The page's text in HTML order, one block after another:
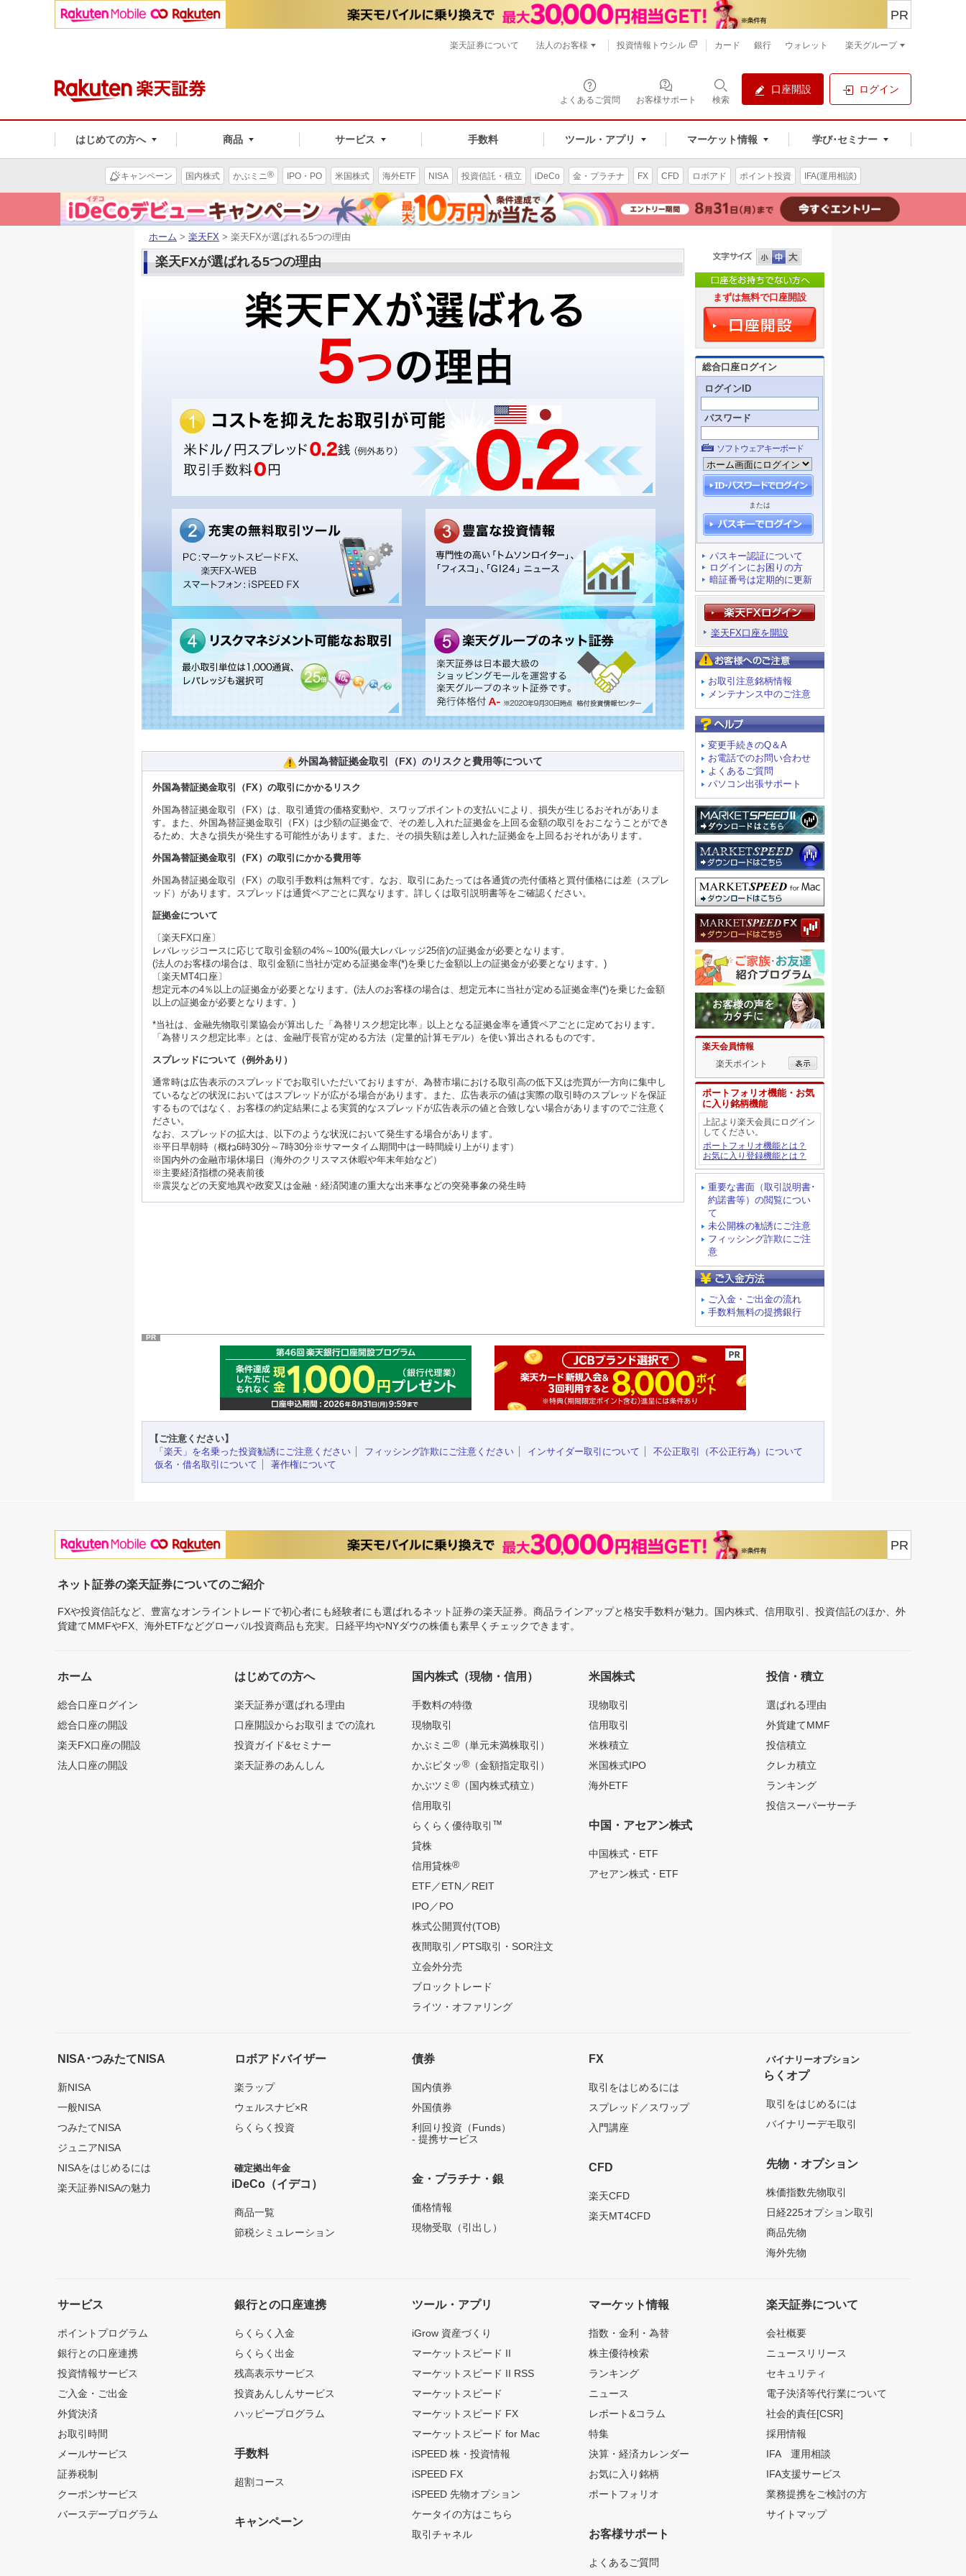
よくあるご質問 お客様サポート 検索
口座開設 ログイン
はじめての方へ 商品 サービス 手数料 ツール・アプリ マーケット情報 学び･セミナー
PR
楽天証券について 法人のお客様 投資情報トウシル カード 銀行 ウォレット 楽天グループ
キャンペーン 国内株式 かぶミニ® IPO・PO 米国株式 海外ETF NISA 投資信託・積立 iDeCo 金・プラチナ FX CFD ロボアド ポイント投資 IFA(運用相談)
ホーム > 楽天FX > 楽天FXが選ばれる5つの理由
楽天FXが選ばれる5つの理由
外国為替証拠金取引（FX）のリスクと費用等について
外国為替証拠金取引（FX）の取引にかかるリスク
外国為替証拠金取引（FX）は、取引通貨の価格変動や、スワップポイントの支払いにより、損失が生じるおそれがありま
す。また、外国為替証拠金取引（FX）は少額の証拠金で、その差し入れた証拠金を上回る金額の取引をおこなうことができ
るため、大きな損失が発生する可能性があります。また、その損失額は差し入れた証拠金を上回るおそれがあります。
外国為替証拠金取引（FX）の取引にかかる費用等
外国為替証拠金取引（FX）の取引手数料は無料です。なお、取引にあたっては各通貨の売付価格と買付価格には差（スプレ
ッド）があります。スプレッドは通貨ペアごとに異なります。詳しくは取引説明書等をご確認ください。
証拠金について
〔楽天FX口座〕
レバレッジコースに応じて取引金額の4%～100%(最大レバレッジ25倍)の証拠金が必要となります。
(法人のお客様の場合は、取引金額に当社が定める証拠金率(*)を乗じた金額以上の証拠金が必要となります。)
〔楽天MT4口座〕
想定元本の4％以上の証拠金が必要となります。(法人のお客様の場合は、想定元本に当社が定める証拠金率(*)を乗じた金額
以上の証拠金が必要となります。)
*当社は、金融先物取引業協会が算出した「為替リスク想定比率」以上となる証拠金率を通貨ペアごとに定めております。
「為替リスク想定比率」とは、金融庁長官が定める方法（定量的計算モデル）を使い算出されるものです。
スプレッドについて（例外あり）
通常時は広告表示のスプレッドでお取引いただいておりますが、為替市場における取引高の低下又は売買が一方向に集中し
ているなどの状況においてはスプレッドが広がる場合があります。また、広告表示の値は実際の取引時のスプレッドを保証
するものではなく、お客様の約定結果による実質的なスプレッドが広告表示の値と合致しない場合がありますのでご注意く
ださい。
なお、スプレッドの拡大は、以下のような状況において発生する場合があります。
※平日早朝時（概ね6時30分～7時30分※サマータイム期間中は一時間繰り上がります）
※国内外の金融市場休場日（海外のクリスマス休暇や年末年始など）
※主要経済指標の発表前後
※震災などの天変地異や政変又は金融・経済関連の重大な出来事などの突発事象の発生時
まずは無料で口座開設
総合口座ログイン
ログインID
パスワード
ソフトウェアキーボード
または
パスキー認証について
ログインにお困りの方
暗証番号は定期的に更新
楽天FX口座を開設
お取引注意銘柄情報
メンテナンス中のご注意
変更手続きのQ＆A
お電話でのお問い合わせ
よくあるご質問
パソコン出張サポート
楽天会員情報
楽天ポイント
ポートフォリオ機能・お気
に入り銘柄機能
上記より楽天会員にログイン
してください。
ポートフォリオ機能とは？
お気に入り登録機能とは？
重要な書面（取引説明書･
約諾書等）の閲覧につい
て
未公開株の勧誘にご注意
フィッシング詐欺にご注
意
ご入金・ご出金の流れ
手数料無料の提携銀行
PR
【ご注意ください】
「楽天」を名乗った投資勧誘にご注意ください
フィッシング詐欺にご注意ください インサイダー取引について
不公正取引（不公正行為）について
仮名・借名取引について
著作権について
PR
ネット証券の楽天証券についてのご紹介
FXや投資信託など、豊富なオンライントレードで初心者にも経験者にも選ばれるネット証券の楽天証券。商品ラインアップと格安手数料が魅力。国内株式、信用取引、投資信託のほか、外
貨建てMMFやFX、海外ETFなどグローバル投資商品も充実。日経平均やNYダウの株価も素早くチェックできます。
ホーム
総合口座ログイン
総合口座の開設
楽天FX口座の開設
法人口座の開設
はじめての方へ
楽天証券が選ばれる理由
口座開設からお取引までの流れ
投資ガイド&セミナー
楽天証券のあんしん
国内株式（現物・信用）
手数料の特徴
現物取引
かぶミニ®（単元未満株取引）
かぶピタッ®（金額指定取引）
かぶツミ ®（国内株式積立）
信用取引
らくらく優待取引 ™
貸株
信用貸株®
ETF／ETN／REIT
IPO／PO
株式公開買付(TOB)
夜間取引／PTS取引・SOR注文
立会外分売
ブロックトレード
ライツ・オファリング
米国株式
現物取引
信用取引
米株積立
米国株式IPO
海外ETF
中国・アセアン株式
中国株式・ETF
アセアン株式・ETF
投信・積立
選ばれる理由
外貨建てMMF
投信積立
クレカ積立
ランキング
投信スーパーサーチ
NISA･つみたてNISA
新NISA
一般NISA
つみたてNISA
ジュニアNISA
NISAをはじめるには
楽天証券NISAの魅力
ロボアドバイザー
楽ラップ
ウェルスナビ×R
らくらく投資
確定拠出年金
iDeCo（イデコ）
商品一覧
節税シミュレーション
債券
国内債券
外国債券
利回り投資（Funds）
- 提携サービス
金・プラチナ・銀
価格情報
現物受取（引出し）
FX
取引をはじめるには
スプレッド／スワップ
入門講座
CFD
楽天CFD
楽天MT4CFD
バイナリーオプション
らくオプ
取引をはじめるには
バイナリーデモ取引
先物・オプション
株価指数先物取引
日経225オプション取引
商品先物
海外先物
サービス
ポイントプログラム
銀行との口座連携
投資情報サービス
ご入金・ご出金
外貨決済
お取引時間
メールサービス
証券税制
クーポンサービス
バースデープログラム
銀行との口座連携
らくらく入金
らくらく出金
残高表示サービス
投資あんしんサービス
ハッピープログラム
手数料
超割コース
キャンペーン
ツール・アプリ
iGrow 資産づくり
マーケットスピード II
マーケットスピード II RSS
マーケットスピード
マーケットスピード FX
マーケットスピード for Mac
iSPEED 株・投資情報
iSPEED FX
iSPEED 先物オプション
ケータイの方はこちら
取引チャネル
マーケット情報
指数・金利・為替
株主優待検索
ランキング
ニュース
レポート&コラム
特集
決算・経済カレンダー
お気に入り銘柄
ポートフォリオ
お客様サポート
よくあるご質問
楽天証券について
会社概要
ニュースリリース
セキュリティ
電子決済等代行業について
社会的責任[CSR]
採用情報
IFA 運用相談
IFA支援サービス
業務提携をご検討の方
サイトマップ